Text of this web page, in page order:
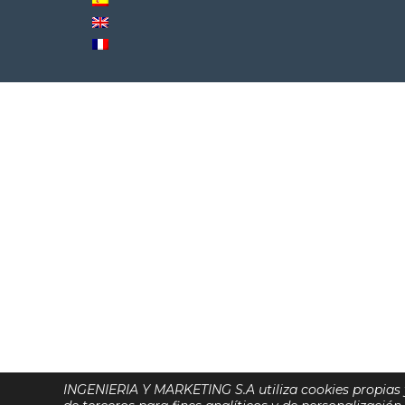
INGENIERIA Y MARKETING S.A utiliza cookies propias